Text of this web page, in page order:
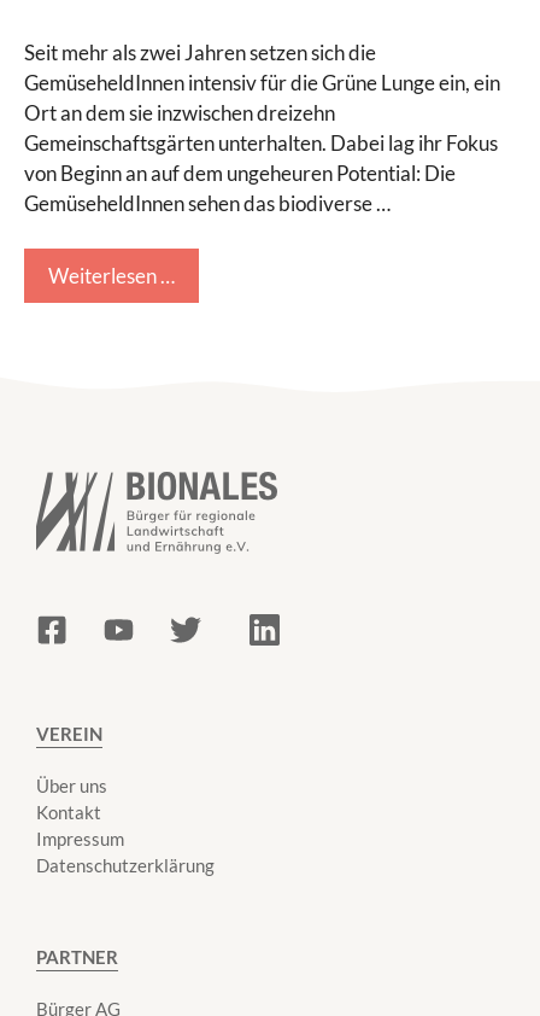
Seit mehr als zwei Jahren setzen sich die
GemüseheldInnen intensiv für die Grüne Lunge ein, ein
Ort an dem sie inzwischen dreizehn
Gemeinschaftsgärten unterhalten. Dabei lag ihr Fokus
von Beginn an auf dem ungeheuren Potential: Die
GemüseheldInnen sehen das biodiverse …
Weiterlesen …
VEREIN
Über uns
Kontakt
Impressum
Datenschutzerklärung
PARTNER
Bürger AG